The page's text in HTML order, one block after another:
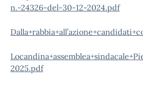
n.-24326-del-30-12-2024.pdf
2025.pdf